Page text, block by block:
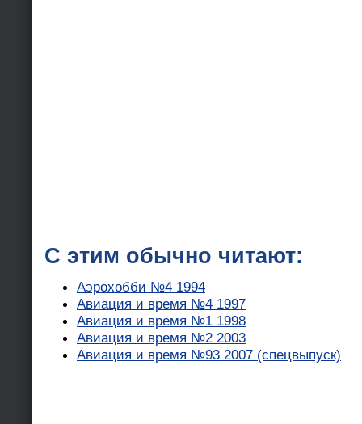
С этим обычно читают:
Аэрохобби №4 1994
Авиация и время №4 1997
Авиация и время №1 1998
Авиация и время №2 2003
Авиация и время №93 2007 (спецвыпуск)